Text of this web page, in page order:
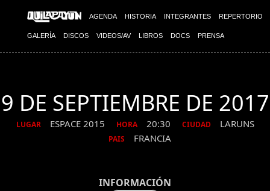
AGENDA HISTORIA INTEGRANTES REPERTORIO
GALERÍA DISCOS VIDEOS/AV LIBROS DOCS PRENSA
9 DE SEPTIEMBRE DE 2017
LUGAR ESPACE 2015 HORA 20:30 CIUDAD LARUNS
PAIS FRANCIA
INFORMACIÓN